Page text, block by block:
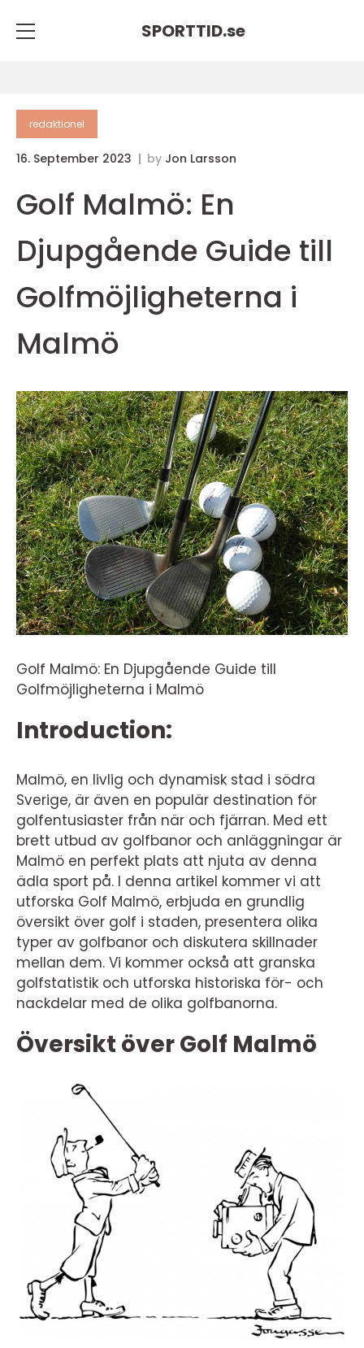
SPORTTID.se
redaktionel
16. September 2023 by Jon Larsson
Golf Malmö: En
Djupgående Guide till
Golfmöjligheterna i
Malmö
Golf Malmö: En Djupgående Guide till
Golfmöjligheterna i Malmö
Introduction:
Malmö, en livlig och dynamisk stad i södra
Sverige, är även en populär destination för
golfentusiaster från när och fjärran. Med ett
brett utbud av golfbanor och anläggningar är
Malmö en perfekt plats att njuta av denna
ädla sport på. I denna artikel kommer vi att
utforska Golf Malmö, erbjuda en grundlig
översikt över golf i staden, presentera olika
typer av golfbanor och diskutera skillnader
mellan dem. Vi kommer också att granska
golfstatistik och utforska historiska för- och
nackdelar med de olika golfbanorna.
Översikt över Golf Malmö